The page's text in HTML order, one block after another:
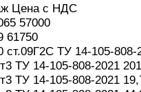
Цена с НДС
57000
61750
ТУ 14-105-808-
ТУ 14-105-808-2021
ТУ 14-105-808-2021